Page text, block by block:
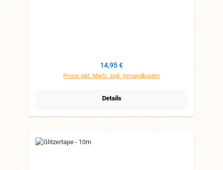
Regulärer Preis:
14,95 €
Preise inkl. MwSt. zzgl. Versandkosten
Details